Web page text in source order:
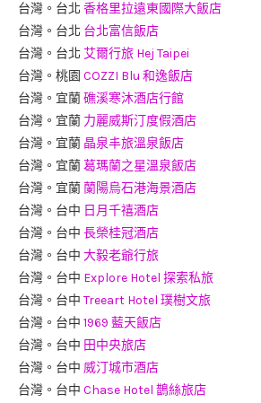
台灣。台北 香格里拉遠東國際大飯店
台灣。台北 台北富信飯店
台灣。台北 艾爾行旅 Hej Taipei
台灣。桃園 COZZI Blu 和逸飯店
台灣。宜蘭礁溪寒沐酒店行館
台灣。宜蘭 力麗威斯汀度假酒店
台灣。宜蘭 晶泉丰旅溫泉飯店
台灣。宜蘭葛瑪蘭之星溫泉飯店
台灣。宜蘭蘭陽烏石港海景酒店
台灣。台中 日月千禧酒店
台灣。台中 長榮桂冠酒店
台灣。台中 大毅老爺行旅
台灣。台中 Explore Hotel 探索私旅
台灣。台中 Treeart Hotel 璞樹文旅
台灣。台中 1969 藍天飯店
台灣。台中 田中央旅店
台灣。台中 威汀城市酒店
台灣。台中 Chase Hotel 鵲絲旅店